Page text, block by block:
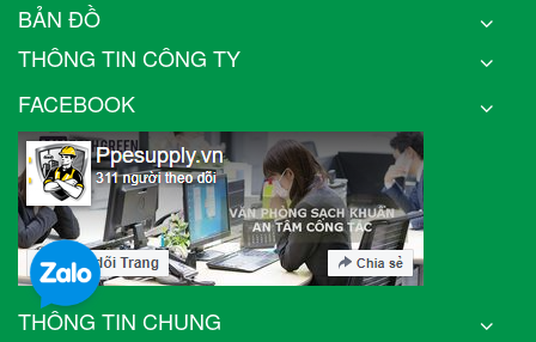
BẢN ĐỒ
THÔNG TIN CÔNG TY
FACEBOOK
THÔNG TIN CHUNG